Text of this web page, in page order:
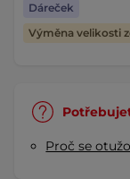
Dáreček
Proč se